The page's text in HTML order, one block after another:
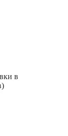
в